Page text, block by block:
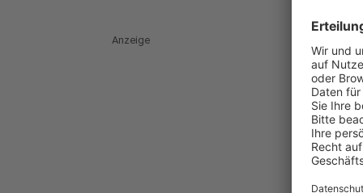
Anzeige